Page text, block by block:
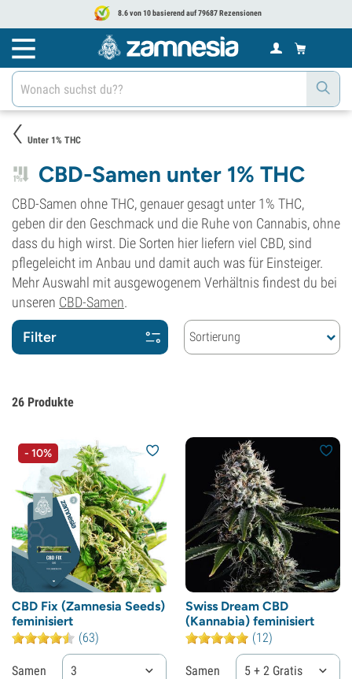
8.6 von 10 basierend auf 79687 Rezensionen
Unter 1% THC
CBD-Samen unter 1% THC
CBD-Samen ohne THC, genauer gesagt unter 1% THC,
geben dir den Geschmack und die Ruhe von Cannabis, ohne
dass du high wirst. Die Sorten hier liefern viel CBD, sind
pflegeleicht im Anbau und damit auch was für Einsteiger.
Mehr Auswahl mit ausgewogenem Verhältnis findest du bei
unseren CBD-Samen.
Filter Sortierung
26 Produkte
- 10%
CBD Fix (Zamnesia Seeds)
feminisiert
(63)
Samen 3
Swiss Dream CBD
(Kannabia) feminisiert
(12)
Samen 5 + 2 Gratis